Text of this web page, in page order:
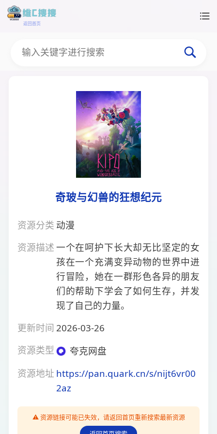
返回首页
奇玻与幻兽的狂想纪元
资源分类 动漫
资源描述一个在呵护下长大却无比坚定的女
孩在一个充满变异动物的世界中进
行冒险，她在一群形色各异的朋友
们的帮助下学会了如何生存，并发
现了自己的力量。
更新时间 2026-03-26
资源类型
夸克网盘
资源地址 https://pan.quark.cn/s/nijt6vr00
2az
⚠️ 资源链接可能已失效，请返回首页重新搜索最新资源